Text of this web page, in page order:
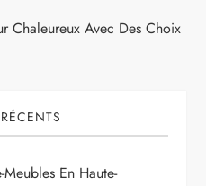
Chaleureux Avec Des Choix
En Haute-